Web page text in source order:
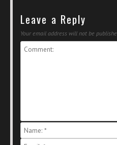
Leave a Reply
Your email address will not be